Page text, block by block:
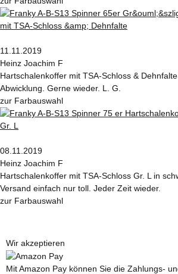
11.11.2019
Heinz Joachim F
Hartschalenkoffer mit TSA-Schloss &
Abwicklung. Gerne wieder. L. G.
zur Farbauswahl
08.11.2019
Heinz Joachim F
Hartschalenkoffer mit TSA-Schloss Gr. L in
Versand einfach nur toll. Jeder Zeit wieder.
zur Farbauswahl
Wir akzeptieren
Mit Amazon Pay können Sie die Zahlungs-